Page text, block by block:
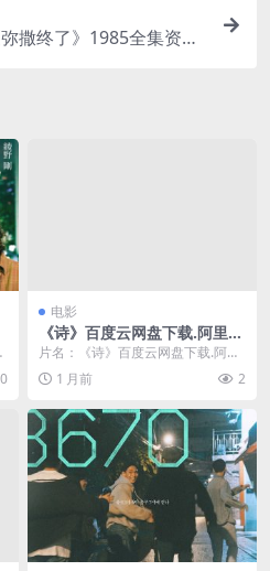
撒终了》1985全集资源
电影
《诗》百度云网盘下载.阿里云
盘.韩语中字.(2010)
片名：《诗》百度云网盘下载.阿里
云盘.韩语中字.(2010) 分类：电影
又名：...
1 月前 2